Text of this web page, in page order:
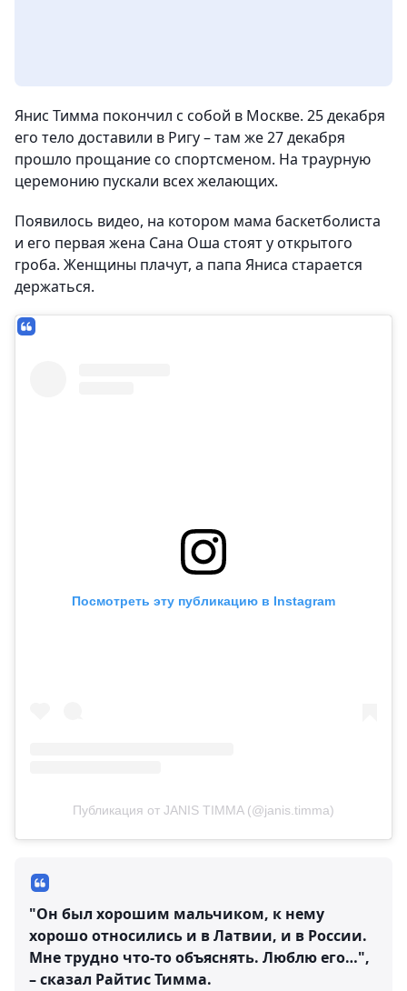
Янис Тимма покончил с собой в Москве. 25 декабря
его тело доставили в Ригу – там же 27 декабря
прошло прощание со спортсменом. На траурную
церемонию пускали всех желающих.
Появилось видео, на котором мама баскетболиста
и его первая жена Сана Оша стоят у открытого
гроба. Женщины плачут, а папа Яниса старается
держаться.
Посмотреть эту публикацию в Instagram
Публикация от JANIS TIMMA (@janis.timma)
"Он был хорошим мальчиком, к нему
хорошо относились и в Латвии, и в России.
Мне трудно что-то объяснять. Люблю его…",
– сказал Райтис Тимма.